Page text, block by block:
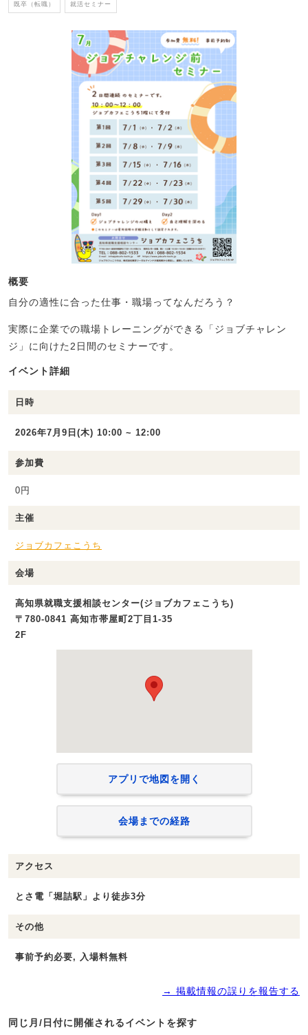
既卒（転職） 就活セミナー
概要
自分の適性に合った仕事・職場ってなんだろう？
実際に企業での職場トレーニングができる「ジョブチャレン
ジ」に向けた2日間のセミナーです。
イベント詳細
日時
2026年7月9日(木) 10:00 ~ 12:00
参加費
0円
主催
ジョブカフェこうち
会場
高知県就職支援相談センター(ジョブカフェこうち)
〒780-0841 高知市帯屋町2丁目1‐35
2F
アプリで地図を開く
会場までの経路
アクセス
とさ電「堀詰駅」より徒歩3分
その他
事前予約必要, 入場料無料
→ 掲載情報の誤りを報告する
同じ月/日付に開催されるイベントを探す